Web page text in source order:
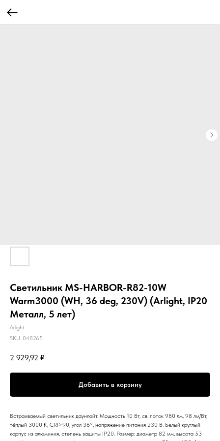
Светильник MS-HARBOR-R82-10W
Warm3000 (WH, 36 deg, 230V) (Arlight, IP20
Металл, 5 лет)
Arlight
SKU: 048265
2 929,92 ₽
Добавить в корзину
Встраиваемый светильник даунлайт. Мощность 10 Вт, св. поток 980 лм, 98 лм/Вт,
тёплый 3000 K, CRI>90, угол 36°, напряжение питания 230 В. Белый круглый
корпус из алюминия, степень защиты IP20. Размер: диаметр 82 мм, высота 53